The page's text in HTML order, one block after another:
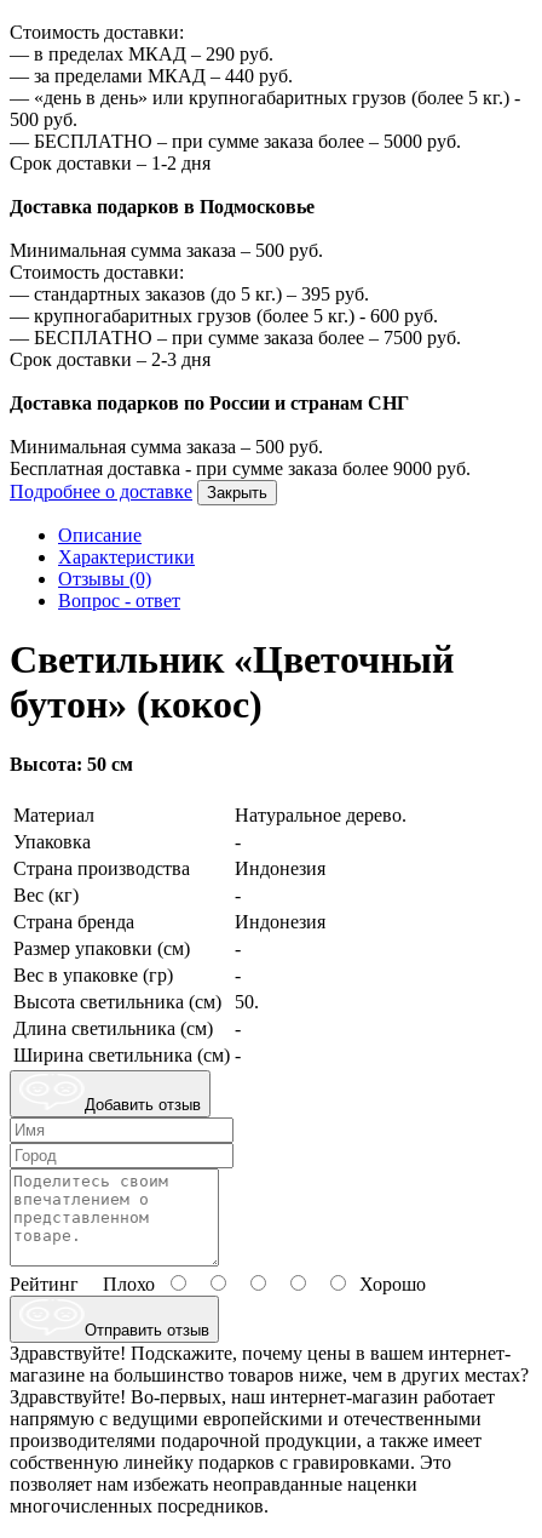
Стоимость доставки:
— в пределах МКАД – 290 руб.
— за пределами МКАД – 440 руб.
— «день в день» или крупногабаритных грузов (более 5 кг.) -
500 руб.
— БЕСПЛАТНО – при сумме заказа более – 5000 руб.
Срок доставки – 1-2 дня
Доставка подарков в Подмосковье
Минимальная сумма заказа – 500 руб.
Стоимость доставки:
— стандартных заказов (до 5 кг.) – 395 руб.
— крупногабаритных грузов (более 5 кг.) - 600 руб.
— БЕСПЛАТНО – при сумме заказа более – 7500 руб.
Срок доставки – 2-3 дня
Доставка подарков по России и странам СНГ
Минимальная сумма заказа – 500 руб.
Бесплатная доставка - при сумме заказа более 9000 руб.
Подробнее о доставке
Закрыть
Описание
Характеристики
Отзывы (0)
Вопрос - ответ
Светильник «Цветочный
бутон» (кокос)
Высота: 50 см
Материал
Натуральное дерево.
Упаковка
-
Страна производства
Индонезия
Вес (кг)
-
Страна бренда
Индонезия
Размер упаковки (см)
-
Вес в упаковке (гр)
-
Высота светильника (см)
50.
Длина светильника (см)
-
Ширина светильника (см) -
Добавить отзыв
Рейтинг Плохо Хорошо
Отправить отзыв
Здравствуйте! Подскажите, почему цены в вашем интернет-
магазине на большинство товаров ниже, чем в других местах?
Здравствуйте! Во-первых, наш интернет-магазин работает
напрямую с ведущими европейскими и отечественными
производителями подарочной продукции, а также имеет
собственную линейку подарков с гравировками. Это
позволяет нам избежать неоправданные наценки
многочисленных посредников.